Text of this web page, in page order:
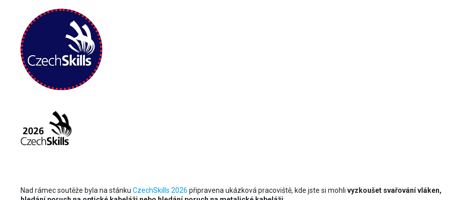
Nad rámec soutěže byla na stánku CzechSkills 2026 připravena ukázková pracoviště, kde jste si mohli vyzkoušet svařování vláken,